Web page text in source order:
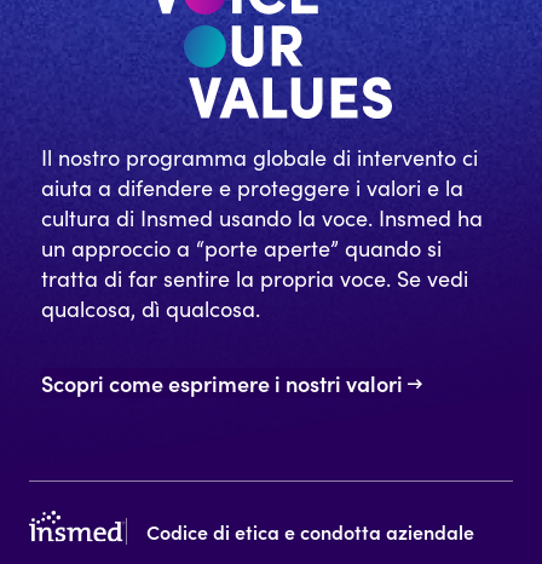
Il nostro programma globale di intervento ci
aiuta a difendere e proteggere i valori e la
cultura di Insmed usando la voce. Insmed ha
un approccio a “porte aperte” quando si
tratta di far sentire la propria voce. Se vedi
qualcosa, dì qualcosa.
Scopri come esprimere i nostri valori
Codice di etica e condotta aziendale